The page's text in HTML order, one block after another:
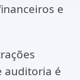
e
auditoria é